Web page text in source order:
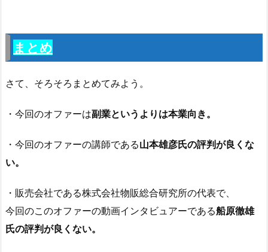
まとめ
さて、そろそろまとめてみよう。
・今回のオファーは副業というよりは本業向き。
・今回のオファーの講師である山本雄彦氏の評判が良くな
い。
・販売会社である株式会社物販総合研究所の代表で、
今回のこのオファーの動画インタビュアーである船原徹雄
氏の評判が良くない。